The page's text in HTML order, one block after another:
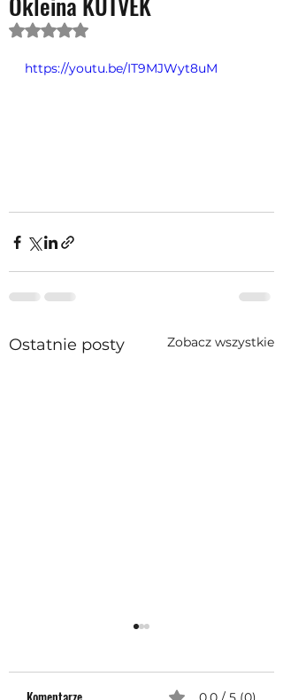
Oceniono na NaN z 5 gwiazdek.
https://youtu.be/IT9MJWyt8uM
Ostatnie posty Zobacz wszystkie